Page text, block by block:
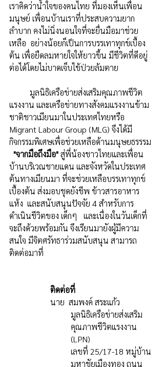
เราคิดว่าน้ำใจของคนไทย ที่มองเห็นเพื่อน
มนุษย์ เพื่อนบ้านเราที่ประสบความยาก
ลำบาก คงไม่นิ่งนอนใจที่จะยื่นมือมาช่วย
เหลือ  อย่างน้อยก็เป็นการบรรเทาทุกข์เบื้อง
ต้น เพื่อยืดลมหายใจให้ยาวขึ้น​ มีชีวิตที่ดีอยู่
ต่อได้โดยไม่บาดเจ็บไข้ป่วยล้มตาย
แรงงาน และเครือข่ายทางสังคมแรงงานข้าม
ชาติชาวเมียนมาในประเทศไทยหรือ
Migrant​ Labour​ Group​ (MLG)​ จึงได้มี
กิจกรรมพิเศษเพื่อช่วยเหลือด้านมนุษยธรรรม
"จากมือถึงมือ" สู่พี่น้องชาวไทยและเพื่อน
บ้านบริเวณชายแดน และจังหวัดในประเทศ
ต้นทางเมียนมา ที่จะช่วยเหลือบรรเทาทุกข์
เบื้องต้น ส่งมอบชุดยังชีพ ข้าวสารอาหาร
แห้ง  และสนับสนุนปัจจัย 4 สำหรับการ
ดำเนินชีวิตของ เด็กๆ   และเนื่องในวันเด็กที่
จะถึงด้วยพร้อมกัน จึงเรียนมายังผู้มีความ
สนใจ มีจิตศรัทธาร่วมสนับสนุน สามารถ
ติดต่อมาที่
ติดต่อที่
นาย  สมพงค์ สระแก้ว
มูลนิธิเครือข่ายส่งเสริม
คุณภาพชีวิตแรงงาน
(LPN)
เลขที่ 25/17-18 หมู่บ้าน
มหาชัยเมืองทอง ถนน